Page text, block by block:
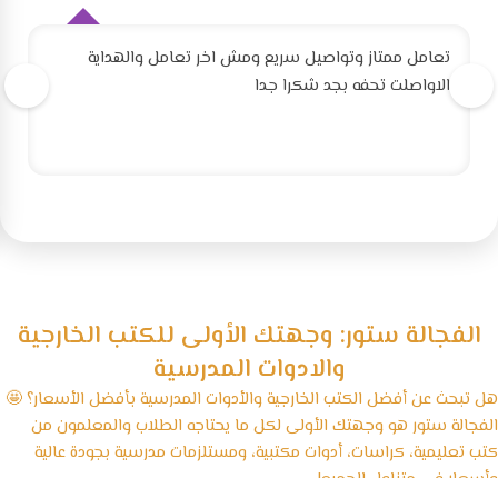
تعامل ممتاز وتواصيل سريع ومش اخر تعامل والهداية
الاواصلت تحفه بجد شكرا جدا
الفجالة ستور: وجهتك الأولى للكتب الخارجية
والادوات المدرسية
هل تبحث عن أفضل الكتب الخارجية والأدوات المدرسية بأفضل الأسعار؟ 🤩
الفجالة ستور هو وجهتك الأولى لكل ما يحتاجه الطلاب والمعلمون من
كتب تعليمية، كراسات، أدوات مكتبية، ومستلزمات مدرسية بجودة عالية